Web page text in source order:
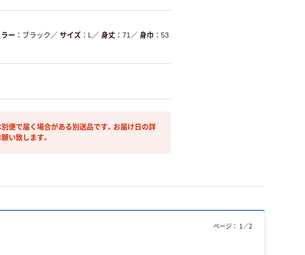
ー ブラック ／ サイズ L ／ 身丈 71 ／ 身巾
53
便で届く場合がある別送品です。お届け日の詳
い致します。
ページ： 1 ／2